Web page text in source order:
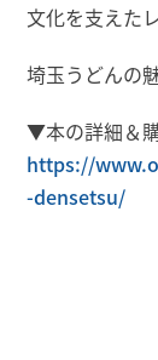
文化を支えた
埼玉うどんの
▼本の詳細＆
https://
-densetsu/